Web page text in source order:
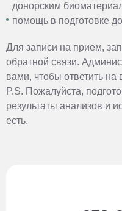
донорским
помощь в подготовке
Для записи на прием,
обратной связи.
вами, чтобы ответить на
P.S. Пожалуйста,
результаты анализов и
есть.